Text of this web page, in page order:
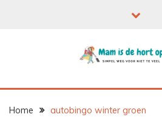
Home autobingo winter groen